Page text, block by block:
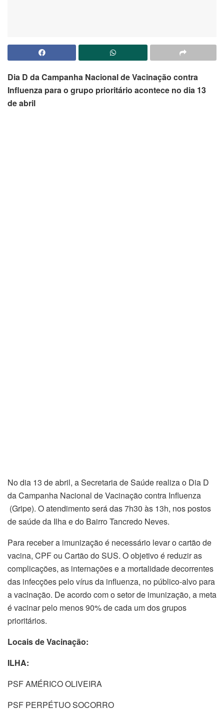
Dia D da Campanha Nacional de Vacinação contra
Influenza para o grupo prioritário acontece no dia 13
de abril
No dia 13 de abril, a Secretaria de Saúde realiza o Dia D
da Campanha Nacional de Vacinação contra Influenza
(Gripe). O atendimento será das 7h30 às 13h, nos postos
de saúde da Ilha e do Bairro Tancredo Neves.
Para receber a imunização é necessário levar o cartão de
vacina, CPF ou Cartão do SUS. O objetivo é reduzir as
complicações, as internações e a mortalidade decorrentes
das infecções pelo vírus da influenza, no público-alvo para
a vacinação. De acordo com o setor de imunização, a meta
é vacinar pelo menos 90% de cada um dos grupos
prioritários.
Locais de Vacinação:
ILHA:
PSF AMÉRICO OLIVEIRA
PSF PERPÉTUO SOCORRO